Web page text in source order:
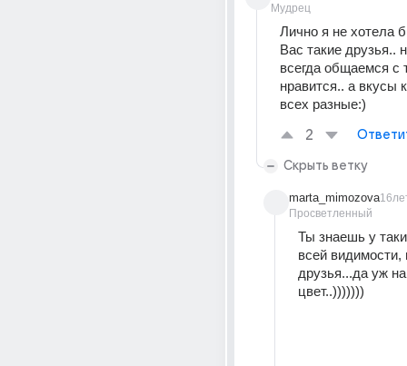
Мудрец
Лично я не хотела
Вас такие друзья..
всегда общаемся с
нравится.. а вкусы
всех разные:)
2
Скрыть ветку
marta_mimozova
Просветленный
Ты знаешь у
всей видимости,
друзья...да уж
цвет..)))))))